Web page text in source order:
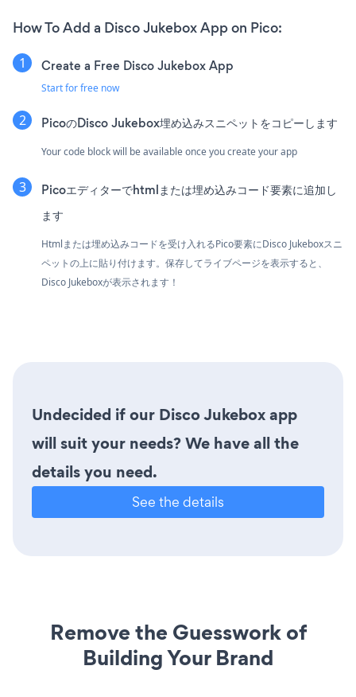
How To Add a Disco Jukebox App on Pico:
Create a Free Disco Jukebox App
Start for free now
PicoのDisco Jukebox埋め込みスニペットをコピーします
Your code block will be available once you create your app
Picoエディターでhtmlまたは埋め込みコード要素に追加し
ます
Htmlまたは埋め込みコードを受け入れるPico要素にDisco Jukeboxスニ
ペットの上に貼り付けます。保存してライブページを表示すると、
Disco Jukeboxが表示されます！
Undecided if our Disco Jukebox app
will suit your needs? We have all the
details you need.
See the details
Remove the Guesswork of
Building Your Brand